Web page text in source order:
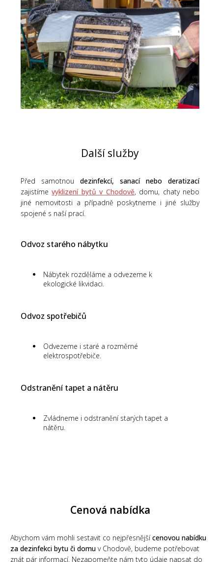
Další služby
Před samotnou dezinfekcí, sanací nebo deratizací
zajistímevyklizení bytů v Chodově, domu, chaty nebo
jiné nemovitosti a případně poskytneme i jiné služby
spojené s naší prací.
Odvoz starého nábytku
Nábytek rozděláme a odvezeme k
ekologické likvidaci.
Odvoz spotřebičů
Odvezeme i staré a rozměrné
elektrospotřebiče.
Odstranění tapet a nátěru
Zvládneme i odstranění starých tapet a
nátěru.
Cenová nabídka
Abychom vám mohli sestavit co nejpřesnějšícenovou nabídku
za dezinfekci bytu či domu v Chodově, budeme potřebovat
znát pár informací. Nezapomeňte nám tyto údaje napsat do